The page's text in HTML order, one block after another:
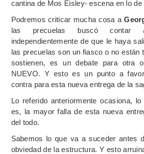
cantina de Mos Eisley- escena en lo de
Podremos criticar mucha cosa a
las precuelas buscó contar
independientemente de que le haya
las precuelas son un fiasco o no están
sostienen, es un debate para otra
NUEVO. Y esto es un punto a
contra para esta nueva entrega de la
Lo referido anteriormente ocasiona,
es, la mayor falla de esta nueva
del todo.
Sabemos lo que va a suceder antes
obviedad de la estructura. Y esto